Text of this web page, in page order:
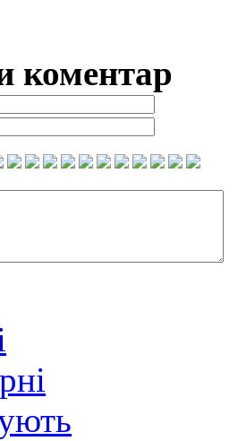
коментар